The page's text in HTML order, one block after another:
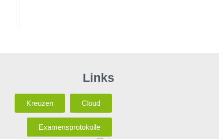
Links
Kreuzen Cloud
Examensprotokolle